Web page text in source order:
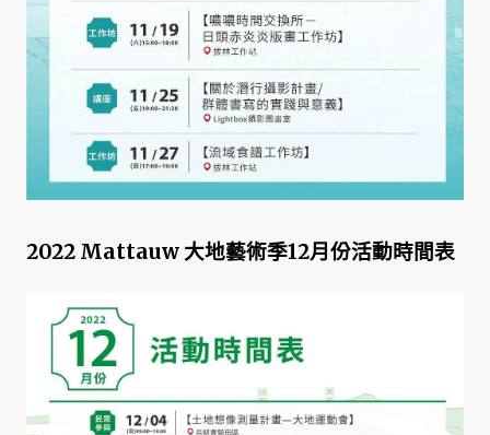
2022 Mattauw 大地藝術季12月份活動時間表